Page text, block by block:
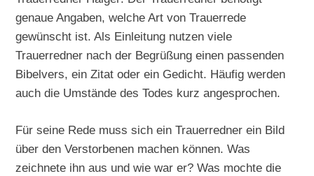
genaue Angaben, welche Art von Trauerrede
gewünscht ist. Als Einleitung nutzen viele
Trauerredner nach der Begrüßung einen passenden
Bibelvers, ein Zitat oder ein Gedicht. Häufig werden
auch die Umstände des Todes kurz angesprochen.
Für seine Rede muss sich ein Trauerredner ein Bild
über den Verstorbenen machen können. Was
zeichnete ihn aus und wie war er? Was mochte die